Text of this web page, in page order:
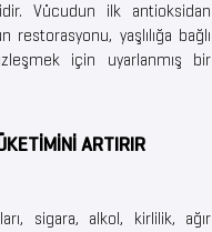
Vücudun ilk antioksidan
restorasyonu, yaşlılığa bağlı
için uyarlanmış bir
ARTIRIR
sigara, alkol, kirlilik, ağır